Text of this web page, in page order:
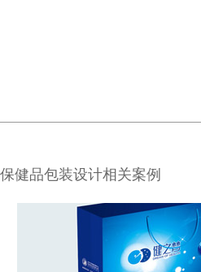
保健品包装设计相关案例